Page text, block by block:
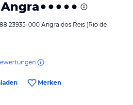
23935-000 Angra dos Reis (Rio de
Merken